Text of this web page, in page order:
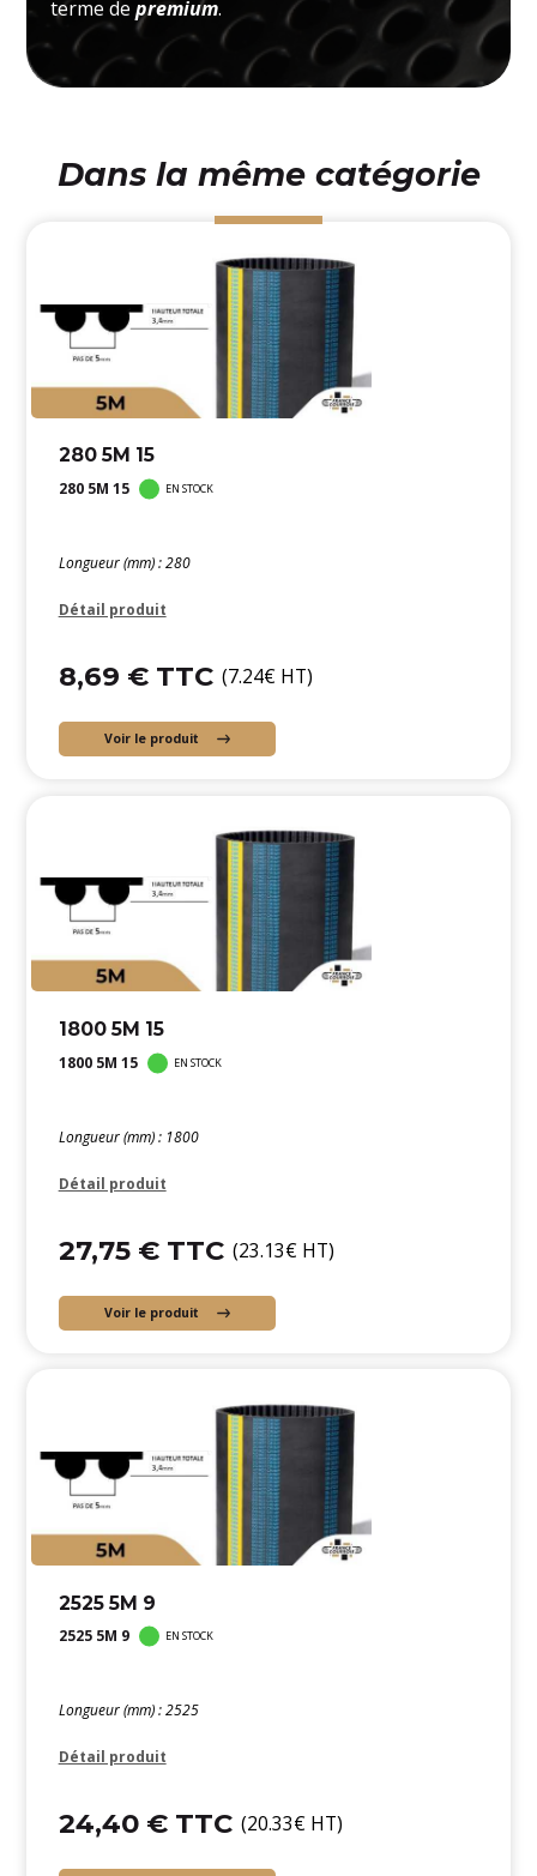
terme depremium.
Dans la même catégorie
280 5M 15
280 5M 15 EN STOCK
Longueur (mm) : 280
Détail produit
8,69 € TTC (7.24€ HT)
Voir le produit
1800 5M 15
1800 5M 15 EN STOCK
Longueur (mm) : 1800
Détail produit
27,75 € TTC (23.13€ HT)
Voir le produit
2525 5M 9
2525 5M 9 EN STOCK
Longueur (mm) : 2525
Détail produit
24,40 € TTC (20.33€ HT)